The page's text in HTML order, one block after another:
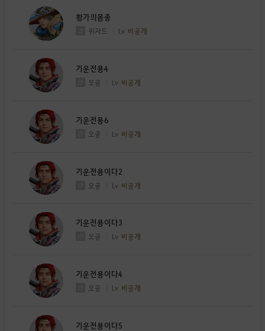
황가의몸종
위자드 Lv 비공개
기운전용4
오공 Lv 비공개
기운전용6
오공 Lv 비공개
기운전용이다2
오공 Lv 비공개
기운전용이다3
오공 Lv 비공개
기운전용이다4
오공 Lv 비공개
기운전용이다5